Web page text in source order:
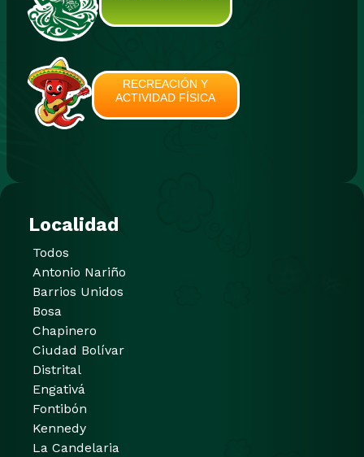
Localidad
Todos
Antonio Nariño
Barrios Unidos
Bosa
Chapinero
Ciudad Bolívar
Distrital
Engativá
Fontibón
Kennedy
La Candelaria
RECREACIÓN Y
ACTIVIDAD FÍSICA